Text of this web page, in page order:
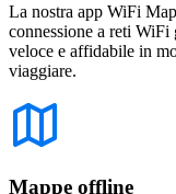
La nostra app WiFi
connessione a reti WiFi
veloce e affidabile in
viaggiare.
Mappe offline